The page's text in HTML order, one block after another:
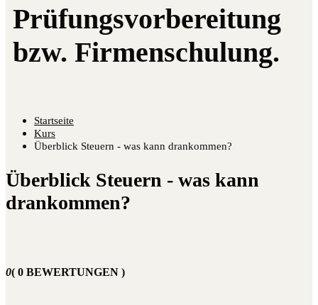
Startseite
Kurs
Überblick Steuern - was kann drankommen?
Überblick Steuern - was kann
drankommen?
0( 0 BEWERTUNGEN )